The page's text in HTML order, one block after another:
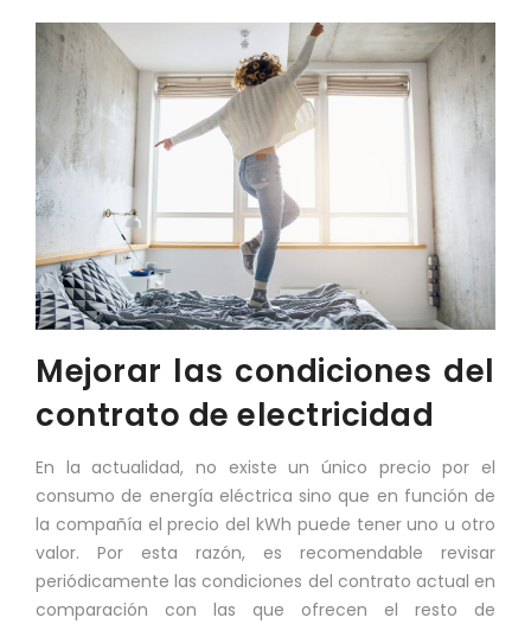
Mejorar las condiciones del
contrato de electricidad
En la actualidad, no existe un único precio por el
consumo de energía eléctrica sino que en función de
la compañía el precio del kWh puede tener uno u otro
valor. Por esta razón, es recomendable revisar
periódicamente las condiciones del contrato actual en
comparación con las que ofrecen el resto de